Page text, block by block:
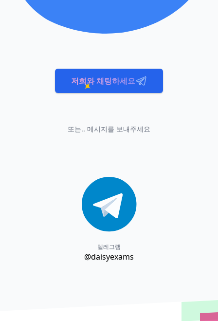
저희와 채팅하세요
또는.. 메시지를 보내주세요
텔레그램
@daisyexams